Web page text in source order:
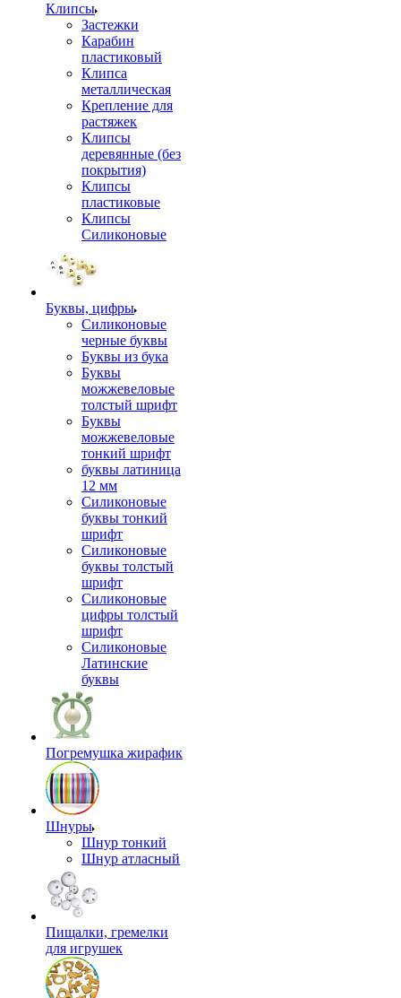
Клипсы
Застежки
Карабин
пластиковый
Клипса
металлическая
Крепление для
растяжек
Клипсы
деревянные (без
покрытия)
Клипсы
пластиковые
Клипсы
Силиконовые
Буквы, цифры
Силиконовые
черные буквы
Буквы из бука
Буквы
можжевеловые
толстый шрифт
Буквы
можжевеловые
тонкий шрифт
буквы латиница
12 мм
Силиконовые
буквы тонкий
шрифт
Силиконовые
буквы толстый
шрифт
Силиконовые
цифры толстый
шрифт
Силиконовые
Латинские
буквы
Погремушка жирафик
Шнуры
Шнур тонкий
Шнур атласный
Пищалки, гремелки
для игрушек